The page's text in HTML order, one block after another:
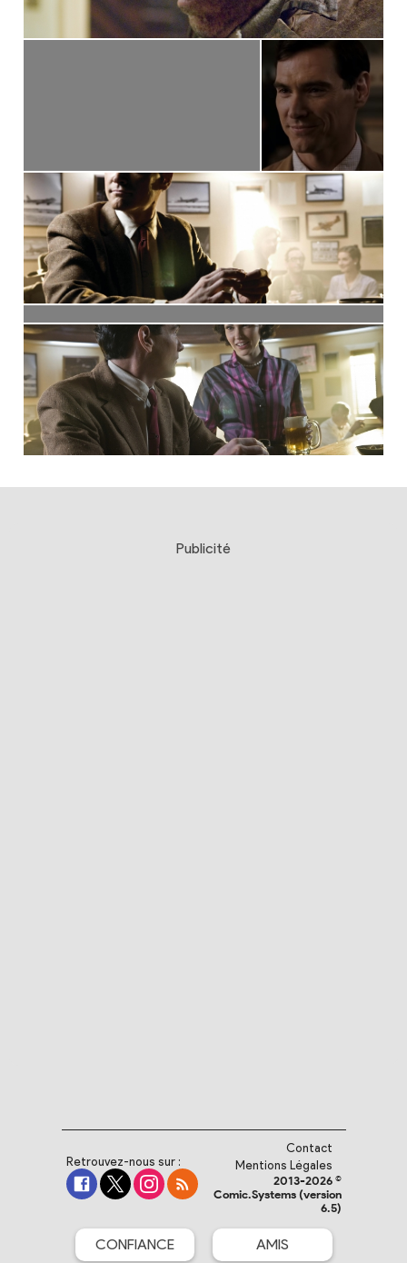
Publicité
Retrouvez-nous sur :
Contact
Mentions Légales
2013-2026 ©
Comic.Systems (version
6.5)
CONFIANCE AMIS